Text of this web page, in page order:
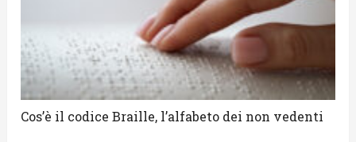
Cos’è il codice Braille, l’alfabeto dei non vedenti